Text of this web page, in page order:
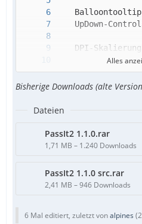
Alles
Bisherige Downloads (alte
Dateien
PassIt2 1.1.0.rar
1,71 MB – 1.240 Downloads
PassIt2 1.1.0 src.rar
2,41 MB – 946 Downloads
6 Mal editiert, zuletzt vonalpines (